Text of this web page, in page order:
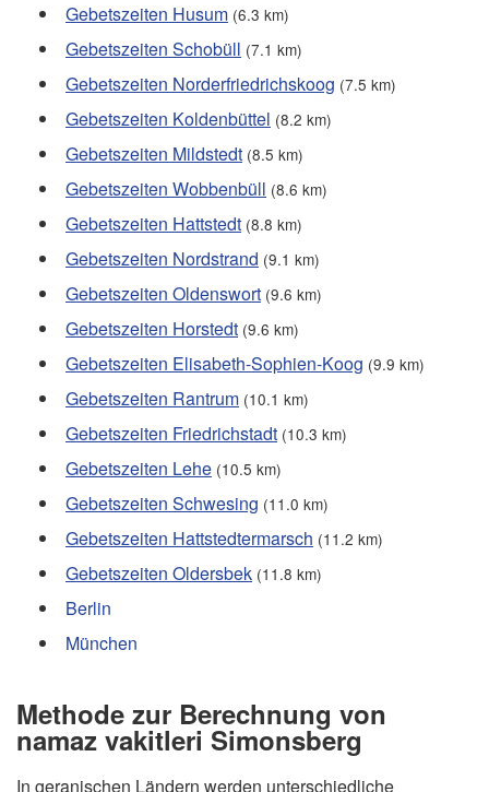
Gebetszeiten Husum (6.3 km)
Gebetszeiten Schobüll (7.1 km)
Gebetszeiten Norderfriedrichskoog (7.5 km)
Gebetszeiten Koldenbüttel (8.2 km)
Gebetszeiten Mildstedt (8.5 km)
Gebetszeiten Wobbenbüll (8.6 km)
Gebetszeiten Hattstedt (8.8 km)
Gebetszeiten Nordstrand (9.1 km)
Gebetszeiten Oldenswort (9.6 km)
Gebetszeiten Horstedt (9.6 km)
Gebetszeiten Elisabeth-Sophien-Koog (9.9 km)
Gebetszeiten Rantrum (10.1 km)
Gebetszeiten Friedrichstadt (10.3 km)
Gebetszeiten Lehe (10.5 km)
Gebetszeiten Schwesing (11.0 km)
Gebetszeiten Hattstedtermarsch (11.2 km)
Gebetszeiten Oldersbek (11.8 km)
Berlin
München
Methode zur Berechnung von
namaz vakitleri Simonsberg
In geranischen Ländern werden unterschiedliche